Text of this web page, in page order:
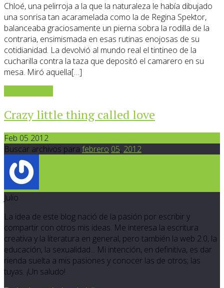
Chloé, una pelirroja a la que la naturaleza le había dibujado
una sonrisa tan acaramelada como la de Regina Spektor,
balanceaba graciosamente un pierna sobra la rodilla de la
contraria, ensimismada en esas rutinas enojosas de su
cotidianidad. La devolvió al mundo real el tintineo de la
cucharilla contra la taza que depositó el camarero en su
mesa. Miró aquella[…]
Crazy little thing called love
Feb 05 2012
Buscar archivos para febrero 05, 2012
Julio
La idea de este blog nació de la pasión por escribir y
compartir con otros mis ideas. Me interesa la escritura
creativa y la literatura en general, pero también la web 2.0, la
educación, la sexualidad... Mi intención, en definitiva, es dar
rienda suelta a mis pasiones y conocer las de otros; las
tuyas. ¡Un saludo!